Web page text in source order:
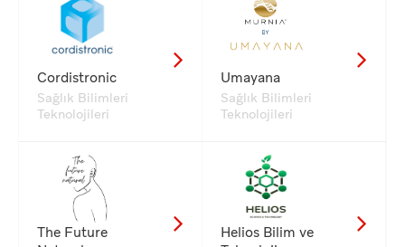
Cordistronic
Sağlık Bilimleri
Teknolojileri
Umayana
Sağlık Bilimleri
Teknolojileri
The Future
Helios Bilim ve